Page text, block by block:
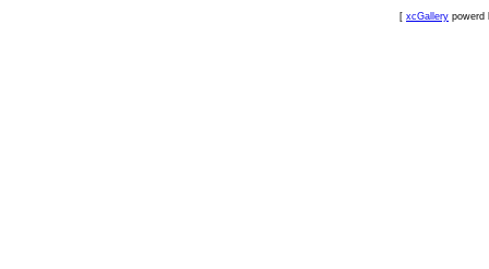
[ xcGallery